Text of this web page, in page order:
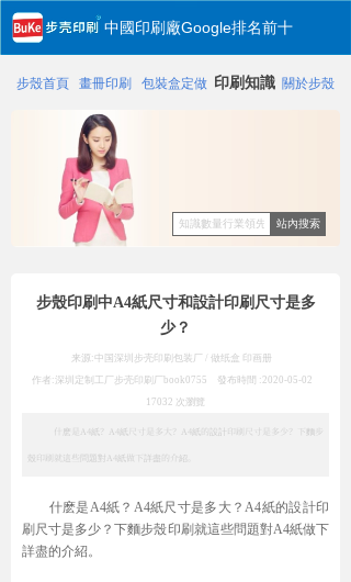
中國印刷廠Google排名前十
站內搜索
步殼印刷中A4紙尺寸和設計印刷尺寸是多
少？
来源:中国深圳步壳印刷包装厂 / 做纸盒 印画册
作者:深圳定制工厂步壳印刷厂 book0755 發布時間 :2020-05-02
17032 次瀏覽
什麽是A4紙？A4紙尺寸是多大？A4紙的設計印刷尺寸是多少？下麵步
殼印刷就這些問題對A4紙做下詳盡的介紹。
什麽是A4紙？A4紙尺寸是多大？A4紙的設計印
刷尺寸是多少？下麵步殼印刷就這些問題對A4紙做下
詳盡的介紹。
步殼首頁 畫冊印刷 包裝盒定做 印刷知識 關於步殼